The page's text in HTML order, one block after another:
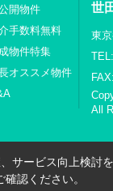
開物件
手数料無料
物件特集
オススメ物件
世
東
All
サービス向上検討
確認ください。